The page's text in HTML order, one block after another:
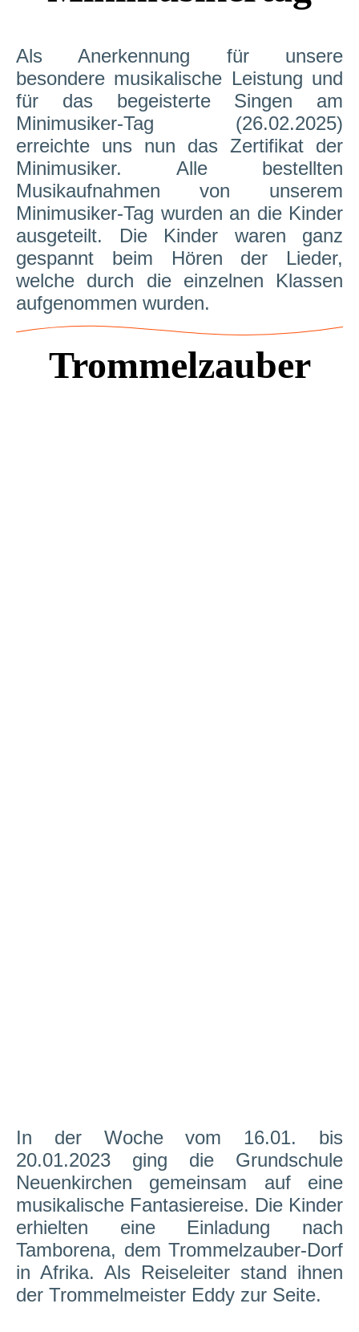
Als Anerkennung für unsere
besondere musikalische Leistung und
für das begeisterte Singen am
Minimusiker-Tag (26.02.2025)
erreichte uns nun das Zertifikat der
Minimusiker. Alle bestellten
Musikaufnahmen von unserem
Minimusiker-Tag wurden an die Kinder
ausgeteilt. Die Kinder waren ganz
gespannt beim Hören der Lieder,
welche durch die einzelnen Klassen
aufgenommen wurden.
Trommelzauber
In der Woche vom 16.01. bis
20.01.2023 ging die Grundschule
Neuenkirchen gemeinsam auf eine
musikalische Fantasiereise. Die Kinder
erhielten eine Einladung nach
Tamborena, dem Trommelzauber-Dorf
in Afrika. Als Reiseleiter stand ihnen
der Trommelmeister Eddy zur Seite.